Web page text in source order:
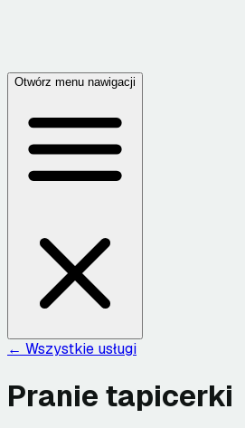
Otwórz menu nawigacji
← Wszystkie usługi
Pranie tapicerki